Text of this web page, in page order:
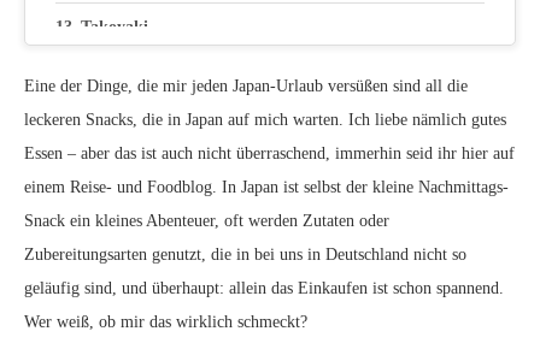
Takoyaki
Senbei
Dango
Cornet und Yakisoba Pan
Eine der Dinge, die mir jeden Japan-Urlaub versüßen sind all die
leckeren Snacks, die in Japan auf mich warten. Ich liebe nämlich gutes
Essen – aber das ist auch nicht überraschend, immerhin seid ihr hier auf
einem Reise- und Foodblog. In Japan ist selbst der kleine Nachmittags-
Snack ein kleines Abenteuer, oft werden Zutaten oder
Zubereitungsarten genutzt, die in bei uns in Deutschland nicht so
geläufig sind, und überhaupt: allein das Einkaufen ist schon spannend.
Wer weiß, ob mir das wirklich schmeckt?